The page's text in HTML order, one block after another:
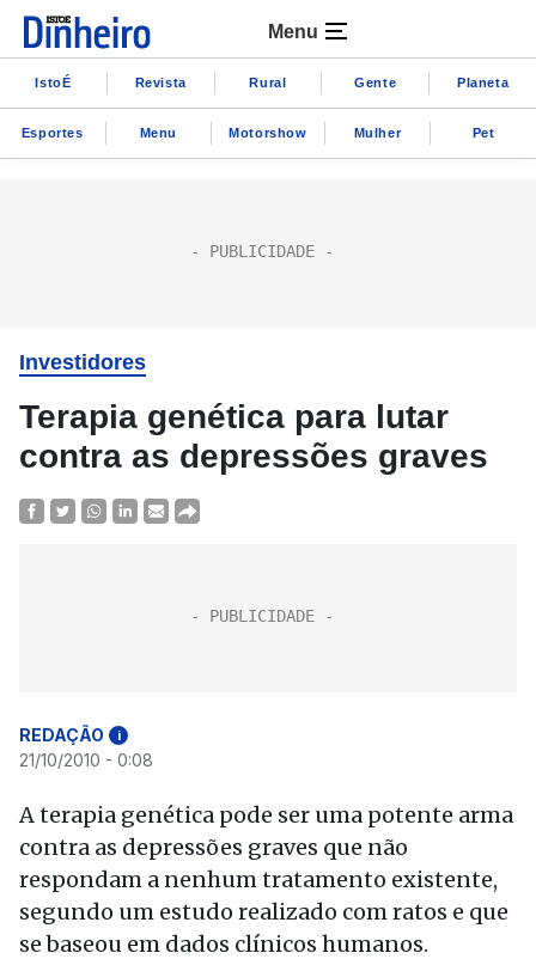
Menu
IstoÉ Revista Rural Gente Planeta
Esportes Menu Motorshow Mulher Pet
Investidores
Terapia genética para lutar
contra as depressões graves
REDAÇÃO i
21/10/2010 - 0:08
A terapia genética pode ser uma potente arma
contra as depressões graves que não
respondam a nenhum tratamento existente,
segundo um estudo realizado com ratos e que
se baseou em dados clínicos humanos.